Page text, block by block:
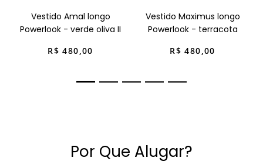
Vestido Amal longo
Powerlook - verde oliva II
R$ 480,00
Vestido Maximus longo
Powerlook - terracota
R$ 480,00
Por Que Alugar?